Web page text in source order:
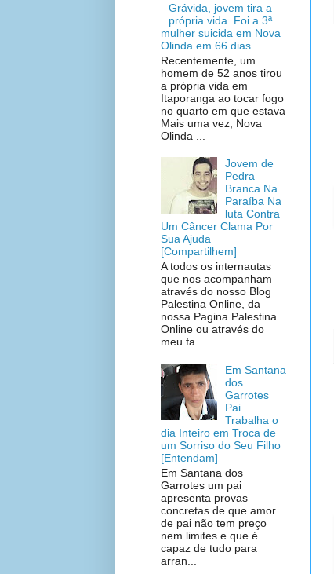
Grávida, jovem tira a
própria vida. Foi a 3ª
mulher suicida em Nova
Olinda em 66 dias
Recentemente, um
homem de 52 anos tirou
a própria vida em
Itaporanga ao tocar fogo
no quarto em que estava
Mais uma vez, Nova
Olinda ...
Jovem de
Pedra
Branca Na
Paraíba Na
luta Contra
Um Câncer Clama Por
Sua Ajuda
[Compartilhem]
A todos os internautas
que nos acompanham
através do nosso Blog
Palestina Online, da
nossa Pagina Palestina
Online ou através do
meu fa...
Em Santana
dos
Garrotes
Pai
Trabalha o
dia Inteiro em Troca de
um Sorriso do Seu Filho
[Entendam]
Em Santana dos
Garrotes um pai
apresenta provas
concretas de que amor
de pai não tem preço
nem limites e que é
capaz de tudo para
arran...